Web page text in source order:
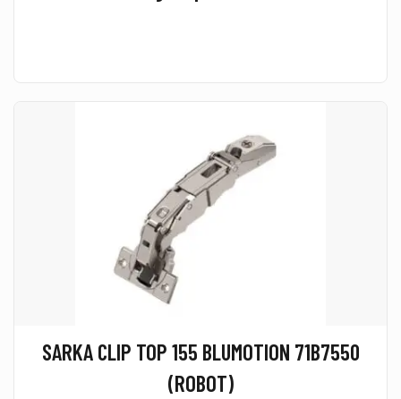
SARKA CLIP TOP 155 BLUMOTION 71B7550
(ROBOT)